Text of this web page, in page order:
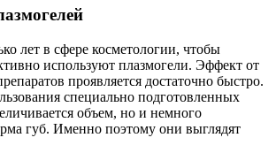
лет в сфере косметологии, чтобы
используют плазмогели. Эффект от
проявляется достаточно быстро.
специально подготовленных
объем, но и немного
губ. Именно поэтому они выглядят